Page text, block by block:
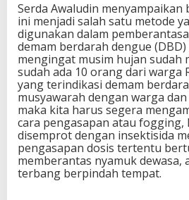
Serda Awaludin menyampaikan
ini menjadi salah satu metode
digunakan dalam
demam berdarah dengue (DBD)
mengingat musim hujan sudah
sudah ada 10 orang dari warga
yang terindikasi demam
musyawarah dengan warga
maka kita harus segera
cara pengasapan atau fogging,
disemprot dengan insektisida
pengasapan dosis tertentu
memberantas nyamuk dewasa,
terbang berpindah tempat.